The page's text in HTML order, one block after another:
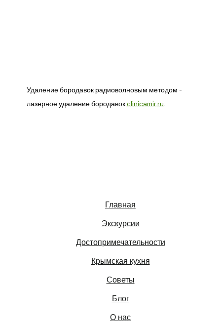
Удаление бородавок радиоволновым методом -
лазерное удаление бородавокclinicamir.ru
Главная
Экскурсии
Достопримечательности
Крымская кухня
Советы
Блог
О нас